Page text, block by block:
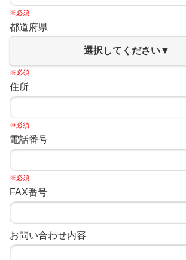
※必須
都道府県
選択してください▼
※必須
住所
※必須
電話番号
※必須
FAX番号
お問い合わせ内容